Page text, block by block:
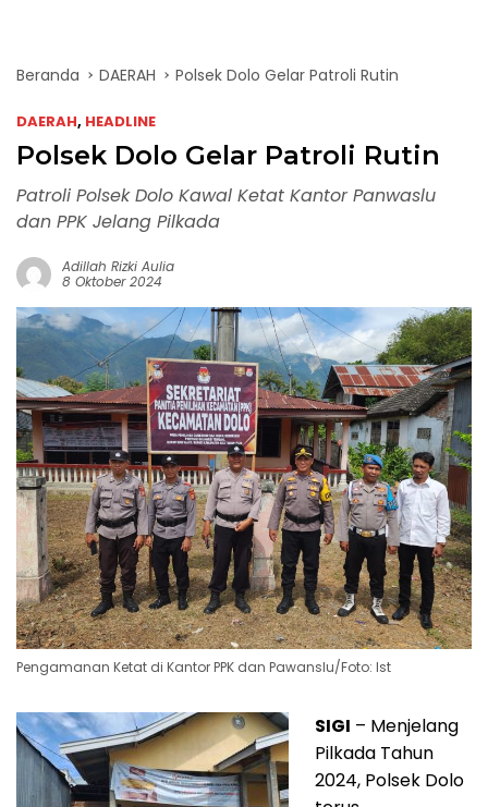
Beranda DAERAH Polsek Dolo Gelar Patroli Rutin
DAERAH, HEADLINE
Polsek Dolo Gelar Patroli Rutin
Patroli Polsek Dolo Kawal Ketat Kantor Panwaslu
dan PPK Jelang Pilkada
Adillah Rizki Aulia
8 Oktober 2024
Pengamanan Ketat di Kantor PPK dan Pawanslu/Foto: Ist
SIGI – Menjelang
Pilkada Tahun
2024, Polsek Dolo